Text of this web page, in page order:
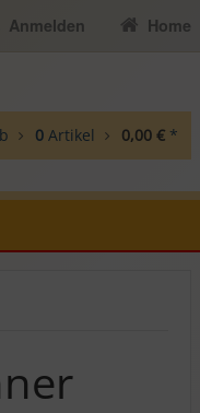
Anmelden Home
0 Artikel 0,00 € *